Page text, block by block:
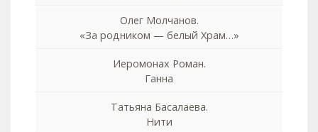
Олег Молчанов.
«За родником — белый Храм…»
Иеромонах Роман.
Ганна
Татьяна Басалаева.
Нити